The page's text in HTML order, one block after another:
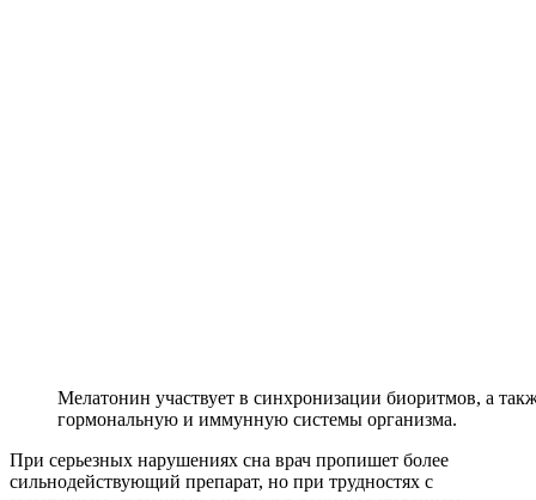
Мелатонин участвует в синхронизации биоритмов, а
гормональную и иммунную системы организма.
При серьезных нарушениях сна врач пропишет более
сильнодействующий препарат, но при трудностях с